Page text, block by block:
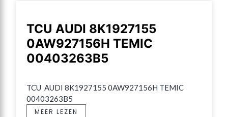
TCU AUDI 8K1927155
0AW927156H TEMIC
00403263B5
TCU  AUDI 8K1927155 0AW927156H TEMIC
00403263B5
MEER LEZEN